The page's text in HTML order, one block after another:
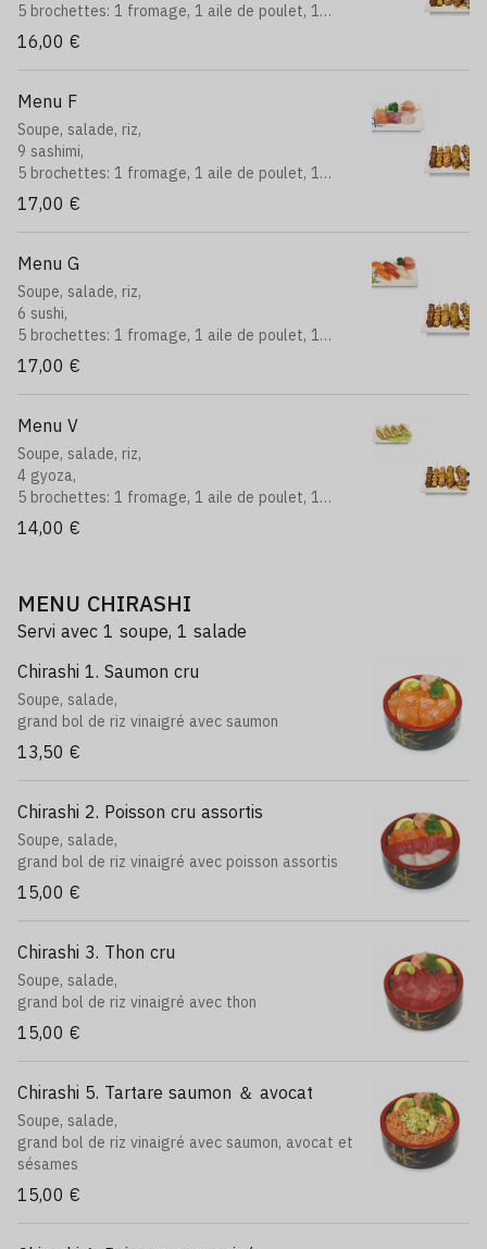
5 brochettes: 1 fromage, 1 aile de poulet, 1
boeuf, 1 poulet, 1 boulettes de poulet
16,00 €
Menu F
Soupe, salade, riz,
9 sashimi,
5 brochettes: 1 fromage, 1 aile de poulet, 1
boeuf, 1 poulet, 1 boulettes de poulet
17,00 €
Menu G
Soupe, salade, riz,
6 sushi,
5 brochettes: 1 fromage, 1 aile de poulet, 1
boeuf, 1 poulet, 1 boulettes de poulet
17,00 €
Menu V
Soupe, salade, riz,
4 gyoza,
5 brochettes: 1 fromage, 1 aile de poulet, 1
boeuf, 1 poulet, 1 boulettes de poulet
14,00 €
MENU CHIRASHI
Servi avec 1 soupe, 1 salade
Chirashi 1. Saumon cru
Soupe, salade,
grand bol de riz vinaigré avec saumon
13,50 €
Chirashi 2. Poisson cru assortis
Soupe, salade,
grand bol de riz vinaigré avec poisson assortis
15,00 €
Chirashi 3. Thon cru
Soupe, salade,
grand bol de riz vinaigré avec thon
15,00 €
Chirashi 5. Tartare saumon ＆ avocat
Soupe, salade,
grand bol de riz vinaigré avec saumon, avocat et
sésames
15,00 €